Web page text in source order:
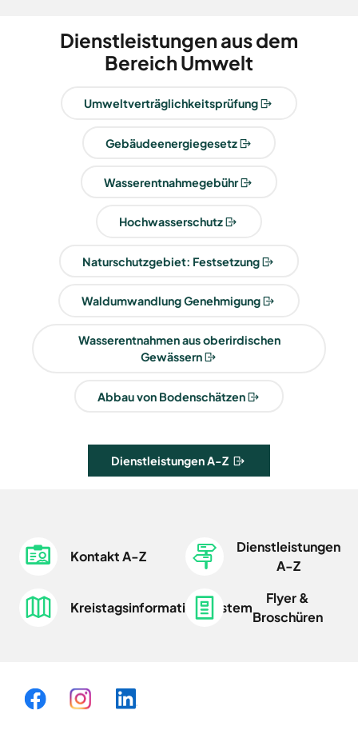
Dienstleistungen aus dem
Bereich Umwelt
Umweltverträglichkeitsprüfung
Gebäudeenergiegesetz
Wasserentnahmegebühr
Hochwasserschutz
Naturschutzgebiet: Festsetzung
Waldumwandlung Genehmigung
Wasserentnahmen aus oberirdischen
Gewässern
Abbau von Bodenschätzen
Dienstleistungen A-Z
Kontakt A-Z
Dienstleistungen
A-Z
Kreistagsinformationssystem
Flyer &
Broschüren